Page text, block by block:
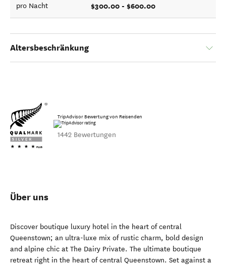
pro Nacht $300.00 - $600.00
Altersbeschränkung
TripAdvisor Bewertung von Reisenden
1442 Bewertungen
Über uns
Discover boutique luxury hotel in the heart of central
Queenstown; an ultra-luxe mix of rustic charm, bold design
and alpine chic at The Dairy Private. The ultimate boutique
retreat right in the heart of central Queenstown. Set against a